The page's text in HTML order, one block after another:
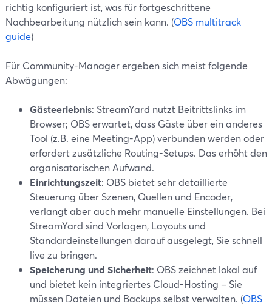
richtig konfiguriert ist, was für fortgeschrittene
Nachbearbeitung nützlich sein kann. (OBS multitrack
guide)
Für Community-Manager ergeben sich meist folgende
Abwägungen:
Gästeerlebnis: StreamYard nutzt Beitrittslinks im
Browser; OBS erwartet, dass Gäste über ein anderes
Tool (z.B. eine Meeting-App) verbunden werden oder
erfordert zusätzliche Routing-Setups. Das erhöht den
organisatorischen Aufwand.
Einrichtungszeit: OBS bietet sehr detaillierte
Steuerung über Szenen, Quellen und Encoder,
verlangt aber auch mehr manuelle Einstellungen. Bei
StreamYard sind Vorlagen, Layouts und
Standardeinstellungen darauf ausgelegt, Sie schnell
live zu bringen.
Speicherung und Sicherheit: OBS zeichnet lokal auf
und bietet kein integriertes Cloud-Hosting – Sie
müssen Dateien und Backups selbst verwalten. (OBS